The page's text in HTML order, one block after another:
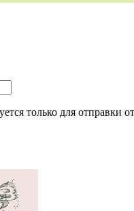
только для отправки